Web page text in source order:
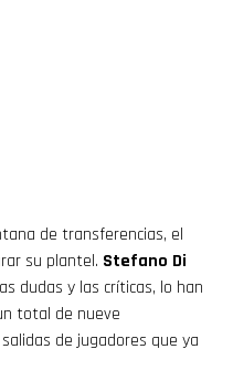
de transferencias, el
su plantel. Stefano Di
dudas y las críticas, lo han
total de nueve
de jugadores que ya